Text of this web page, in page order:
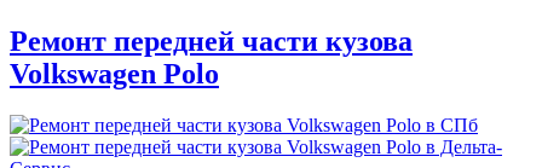
Ремонт передней части кузова
Volkswagen Polo